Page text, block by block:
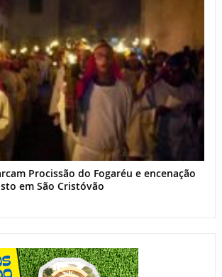
Procissão do Fogaréu e encenação
em São Cristóvão